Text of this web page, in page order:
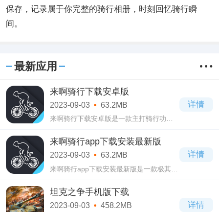
保存，记录属于你完整的骑行相册，时刻回忆骑行瞬
间。
最新应用
来啊骑行下载安卓版
2023-09-03 63.2MB
来啊骑行下载安卓版是一款主打骑行功能
户可以使用一下这款来啊骑行下载安卓版
软件，为用户提供了强大的功能，都是可
以免费
详情
来啊骑行app下载安装最新版
2023-09-03 63.2MB
来啊骑行app下载安装最新版是一款极其好
安装最新版软件界面设计的十分简洁清
爽，操作起来很简单易上手，一点难度都
没有，这
详情
坦克之争手机版下载
2023-09-03 458.2MB 详情